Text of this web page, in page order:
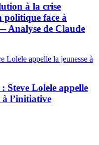
à la crise
politique face à
Analyse de Claude
Steve Lolele appelle
à l’initiative